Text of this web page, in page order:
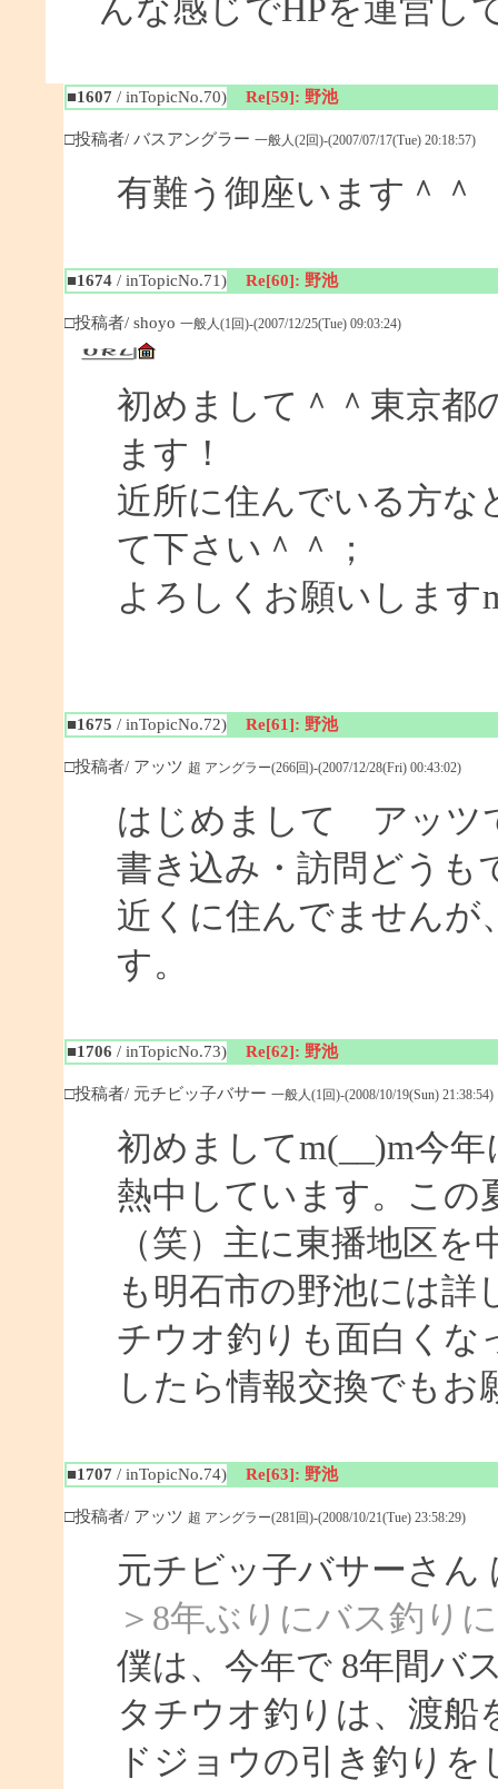
んな感じでHPを運営し
■1607 / inTopicNo.70) Re[59]: 野池
□投稿者/ バスアングラー 一般人(2回)-(2007/07/17(Tue) 20:18:57)
有難う御座います＾＾
■1674/ inTopicNo.71) Re[60]: 野池
□投稿者/ shoyo 一般人(1回)-(2007/12/25(Tue) 09:03:24)
初めまして＾＾東京都
ます！
近所に住んでいる方な
て下さい＾＾；
よろしくお願いします
■1675 / inTopicNo.72) Re[61]: 野池
□投稿者/ アッツ 超 アングラー(266回)-(2007/12/28(Fri) 00:43:02)
はじめまして アッツ
書き込み・訪問どうも
近くに住んでませんが
す。
■1706 / inTopicNo.73) Re[62]: 野池
□投稿者/ 元チビッ子バサー 一般人(1回)-(2008/10/19(Sun) 21:38:54)
初めましてm(__)m今
熱中しています。この
（笑）主に東播地区
も明石市の野池には
チウオ釣りも面白くな
したら情報交換でもお
■1707 / inTopicNo.74) Re[63]: 野池
□投稿者/ アッツ 超 アングラー(281回)-(2008/10/21(Tue) 23:58:29)
元チビッ子バサーさ
＞8年ぶりにバス釣り
僕は、今年で 8年間バ
タチウオ釣りは、渡船
ドジョウの引き釣り